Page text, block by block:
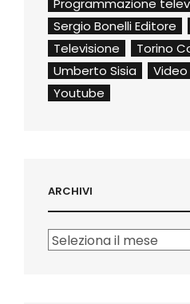
Programmazione
Sergio Bonelli Editore
Televisione
Torino
Umberto Sisia
Video
Youtube
ARCHIVI
Archivi